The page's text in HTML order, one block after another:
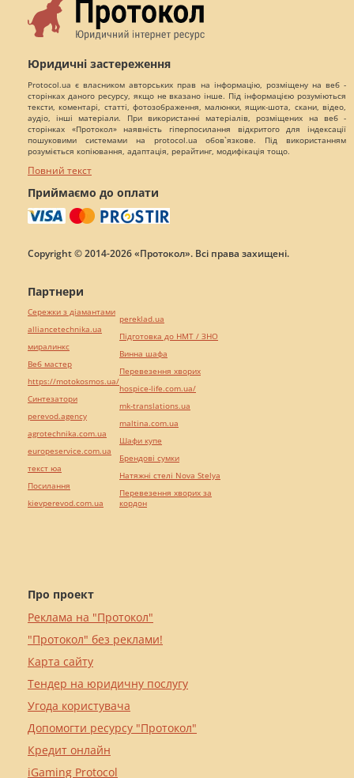
Юридичні застереження
Protocol.ua є власником авторських прав на інформацію, розміщену на веб -
сторінках даного ресурсу, якщо не вказано інше. Під інформацією розуміються
тексти, коментарі, статті, фотозображення, малюнки, ящик-шота, скани, відео,
аудіо, інші матеріали. При використанні матеріалів, розміщених на веб -
сторінках «Протокол» наявність гіперпосилання відкритого для індексації
пошуковими системами на protocol.ua обов`язкове. Під використанням
розуміється копіювання, адаптація, рерайтинг, модифікація тощо.
Повний текст
Приймаємо до оплати
Copyright © 2014-2026 «Протокол». Всі права захищені.
Про проект
Реклама на "Протокол"
"Протокол" без реклами!
Карта сайту
Тендер на юридичну послугу
Угода користувача
Допомогти ресурсу "Протокол"
Кредит онлайн
iGaming Protocol
Партнери
Сережки з діамантами
alliancetechnika.ua
миралинкс
Веб мастер
https://motokosmos.ua/
Синтезатори
perevod.agency
agrotechnika.com.ua
europeservice.com.ua
текст юа
Посилання
kievperevod.com.ua
pereklad.ua
Підготовка до НМТ / ЗНО
Винна шафа
Перевезення хворих
hospice-life.com.ua/
mk-translations.ua
maltina.com.ua
Шафи купе
Брендові сумки
Натяжні стелі Nova Stelya
Перевезення хворих за
кордон